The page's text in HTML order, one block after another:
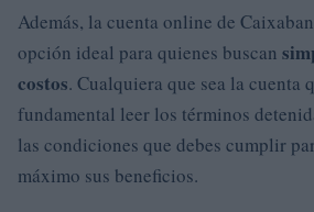
Además, la cuenta online de
opción ideal para quienes buscan
costos. Cualquiera que sea la cuenta
fundamental leer los términos
las condiciones que debes cumplir
máximo sus beneficios.